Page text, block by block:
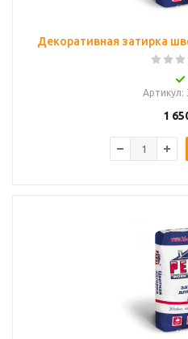
Декоративная затирка
Артикул:
1